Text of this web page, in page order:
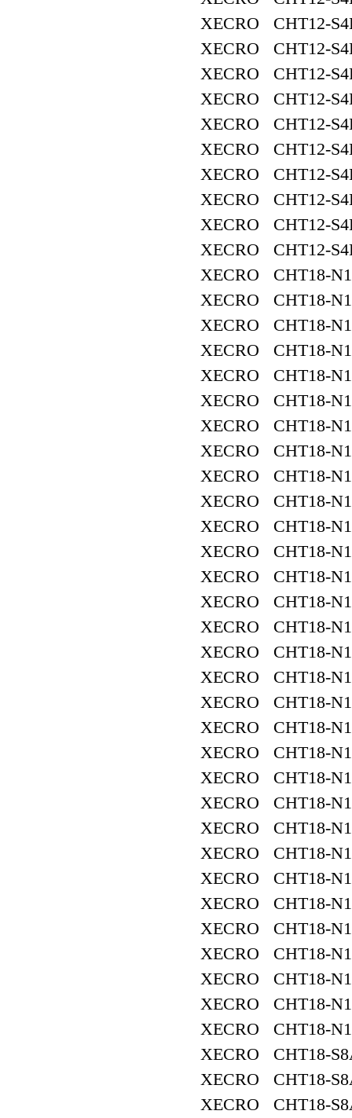
XECRO CHT12-
XECRO CHT12-
XECRO CHT12-
XECRO CHT12-
XECRO CHT12-
XECRO CHT12-
XECRO CHT12-
XECRO CHT12-
XECRO CHT12-
XECRO CHT12-
XECRO CHT18-
XECRO CHT18-
XECRO CHT18-
XECRO CHT18-
XECRO CHT18-
XECRO CHT18-
XECRO CHT18-
XECRO CHT18-
XECRO CHT18-
XECRO CHT18-
XECRO CHT18-
XECRO CHT18-
XECRO CHT18-
XECRO CHT18-
XECRO CHT18-
XECRO CHT18-
XECRO CHT18-
XECRO CHT18-
XECRO CHT18-
XECRO CHT18-
XECRO CHT18-
XECRO CHT18-
XECRO CHT18-
XECRO CHT18-
XECRO CHT18-
XECRO CHT18-
XECRO CHT18-
XECRO CHT18-
XECRO CHT18-
XECRO CHT18-
XECRO CHT18-
XECRO CHT18-
XECRO CHT18-
XECRO CHT18-